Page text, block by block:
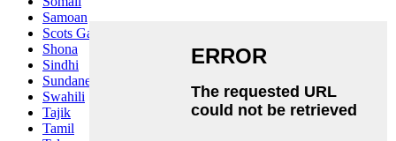
Samoan
Scots Gaelic
Shona
Sindhi
Sundanese
Swahili
Tajik
Tamil